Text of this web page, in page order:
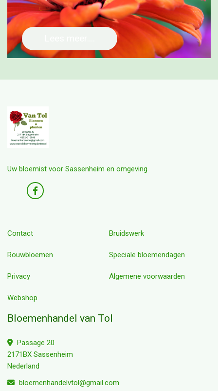
Uw bloemist voor Sassenheim en omgeving
Contact Bruidswerk
Rouwbloemen Speciale bloemendagen
Privacy Algemene voorwaarden
Webshop
Bloemenhandel van Tol
Passage 20
2171BX Sassenheim
Nederland
bloemenhandelvtol@gmail.com